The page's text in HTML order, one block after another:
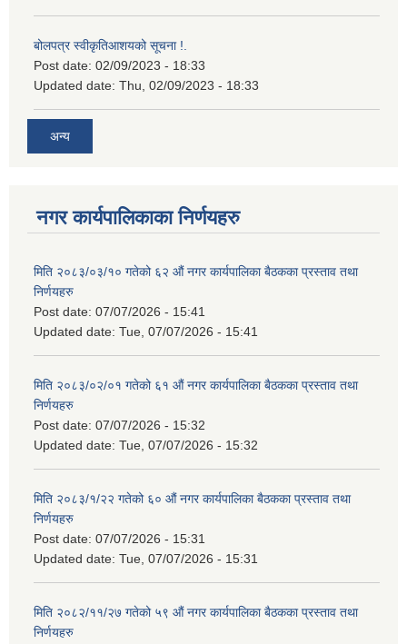
बोलपत्र स्वीकृतिआशयको सूचना !.
Post date: 02/09/2023 - 18:33
Updated date: Thu, 02/09/2023 - 18:33
अन्य
नगर कार्यपालिकाका निर्णयहरु
मिति २०८३/०३/१० गतेको ६२ औं नगर कार्यपालिका बैठकका प्रस्ताव तथा
निर्णयहरु
Post date: 07/07/2026 - 15:41
Updated date: Tue, 07/07/2026 - 15:41
मिति २०८३/०२/०१ गतेको ६१ औं नगर कार्यपालिका बैठकका प्रस्ताव तथा
निर्णयहरु
Post date: 07/07/2026 - 15:32
Updated date: Tue, 07/07/2026 - 15:32
मिति २०८३/१/२२ गतेको ६० औं नगर कार्यपालिका बैठकका प्रस्ताव तथा
निर्णयहरु
Post date: 07/07/2026 - 15:31
Updated date: Tue, 07/07/2026 - 15:31
मिति २०८२/११/२७ गतेको ५९ औं नगर कार्यपालिका बैठकका प्रस्ताव तथा
निर्णयहरु